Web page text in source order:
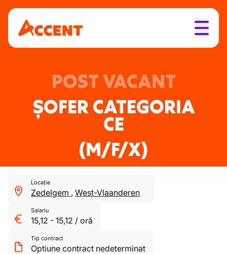
POST VACANT
ȘOFER CATEGORIA
CE
(M/F/X)
Locație
Zedelgem , West-Vlaanderen
Salariu
15,12 - 15,12 / oră
Tip contract
Optiune contract nedeterminat